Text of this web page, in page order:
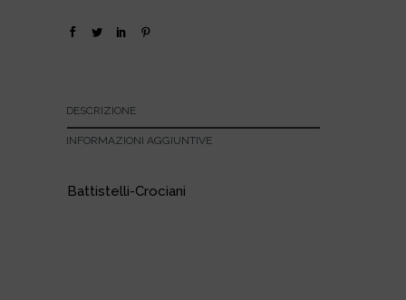
DESCRIZIONE
INFORMAZIONI AGGIUNTIVE
Battistelli-Crociani